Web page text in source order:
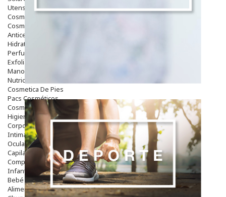
Utensilios
Cosmética Capilar
Cosmética Corporal
Anticelulíticos
Hidratantes Corporales
Perfumes Y Colonias
Exfoliantes Corporales
Manos Y Uñas
Nutricosmética
Cosmetica De Pies
Pacs Cosméticos
Cosmetica Facial Piel Sensible
Higiene
Corporal
Intima
Ocular
Capilar
Complementos
Infantil
Bebé
Alimentación Y Complementos